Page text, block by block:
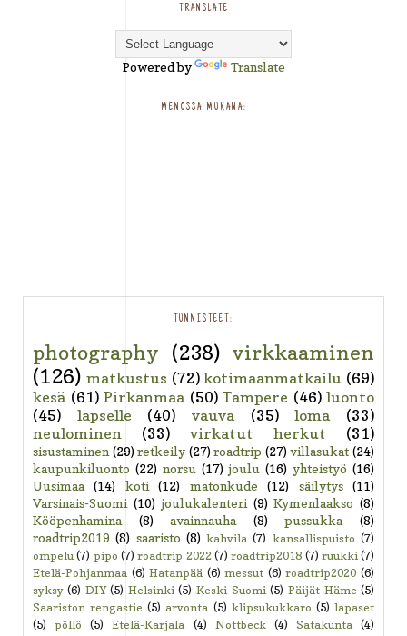
TRANSLATE
Powered by Translate
MENOSSA MUKANA:
TUNNISTEET:
photography (238) virkkaaminen
(126) matkustus (72) kotimaanmatkailu (69)
kesä (61) Pirkanmaa (50) Tampere (46) luonto
(45)
lapselle (40) vauva (35) loma
(33)
neulominen
(33) virkatut herkut (31)
sisustaminen (29) retkeily (27) roadtrip (27) villasukat (24)
kaupunkiluonto (22) norsu (17) joulu (16) yhteistyö (16)
Uusimaa
(14) koti (12) matonkude (12) säilytys
(11)
Varsinais-Suomi (10) joulukalenteri (9) Kymenlaakso (8)
Kööpenhamina
(8) avainnauha (8) pussukka
(8)
roadtrip2019 (8) saaristo (8) kahvila (7) kansallispuisto (7)
ompelu (7) pipo (7) roadtrip 2022 (7) roadtrip2018 (7) ruukki (7)
Etelä-Pohjanmaa (6) Hatanpää (6) messut (6) roadtrip2020 (6)
syksy (6) DIY (5) Helsinki (5) Keski-Suomi (5) Päijät-Häme (5)
Saariston rengastie (5) arvonta (5) klipsukukkaro (5) lapaset
(5)
pöllö (5) Etelä-Karjala (4) Nottbeck (4) Satakunta
(4)